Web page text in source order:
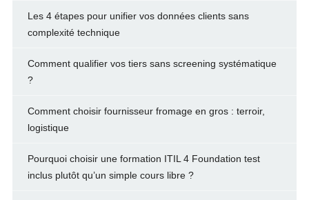
Les 4 étapes pour unifier vos données clients sans
complexité technique
Comment qualifier vos tiers sans screening systématique
?
Comment choisir fournisseur fromage en gros : terroir,
logistique
Pourquoi choisir une formation ITIL 4 Foundation test
inclus plutôt qu’un simple cours libre ?